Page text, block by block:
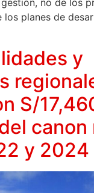
los planes de
y
S/
canon
y 2024